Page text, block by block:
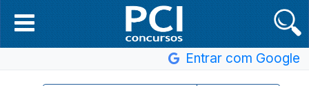
Entrar com Google